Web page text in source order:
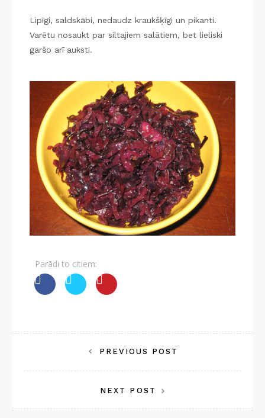
Lipīgi, saldskābi, nedaudz kraukšķīgi un pikanti.
Varētu nosaukt par siltajiem salātiem, bet lieliski
garšo arī auksti.
Parādi to citiem:
navigation
PREVIOUS POST
NEXT POST